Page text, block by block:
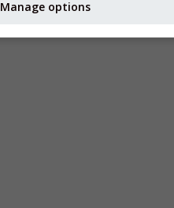
Manage options